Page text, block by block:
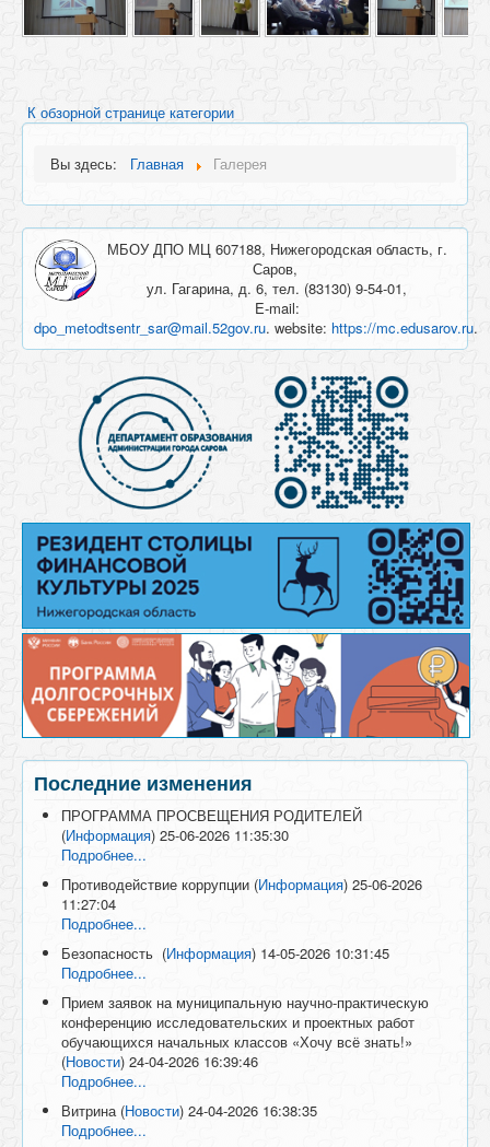
К обзорной странице категории
Вы здесь: Главная Галерея
МБОУ ДПО МЦ 607188, Нижегородская область, г.
Саров,
ул. Гагарина, д. 6, тел. (83130) 9-54-01,
E-mail:
dpo_metodtsentr_sar@mail.52gov.ru. website: https://mc.edusarov.ru.
Последние изменения
ПРОГРАММА ПРОСВЕЩЕНИЯ РОДИТЕЛЕЙ
(Информация) 25-06-2026 11:35:30
Подробнее...
Противодействие коррупции (Информация) 25-06-2026
11:27:04
Подробнее...
Безопасность (Информация) 14-05-2026 10:31:45
Подробнее...
Прием заявок на муниципальную научно-практическую
конференцию исследовательских и проектных работ
обучающихся начальных классов «Хочу всё знать!»
(Новости) 24-04-2026 16:39:46
Подробнее...
Витрина (Новости) 24-04-2026 16:38:35
Подробнее...